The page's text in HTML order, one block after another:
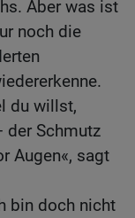
Aber was ist
noch die
du willst,
der Schmutz
Augen«, sagt
bin doch nicht